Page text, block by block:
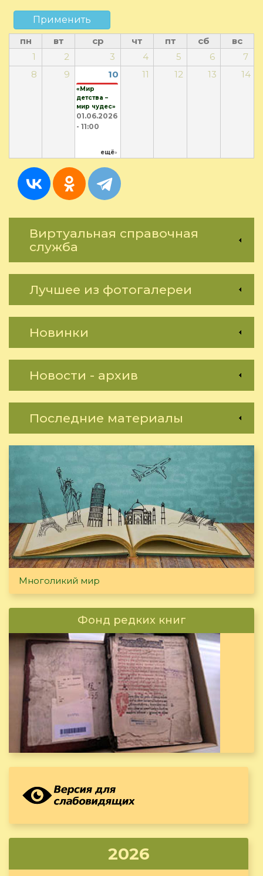
Применить
пн
вт ср чт пт сб
вс
1
2 3 4 5 6
7
8
9 10 11 12 13 14
«Мир
детства –
мир чудес»
01.06.2026
- 11:00
ещё»
Виртуальная справочная
служба
Лучшее из фотогалереи
Новинки
Новости - архив
Последние материалы
Многоликий мир
Фонд редких книг
2026